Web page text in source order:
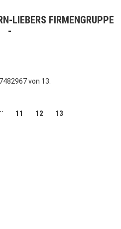
LIEBERS FIRMENGRUPPE
von 13.
11 12 13